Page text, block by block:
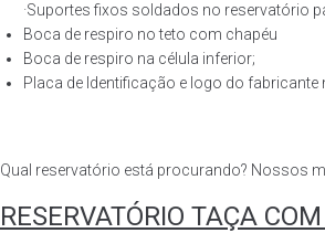
·Suportes fixos soldados no reservatório
Boca de respiro no teto com chapéu
Boca de respiro na célula inferior;
Placa de Identificação e logo do fabricante
Qual reservatório está procurando? Nossos
RESERVATÓRIO TAÇA